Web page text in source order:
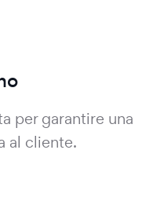
per garantire una
al cliente.